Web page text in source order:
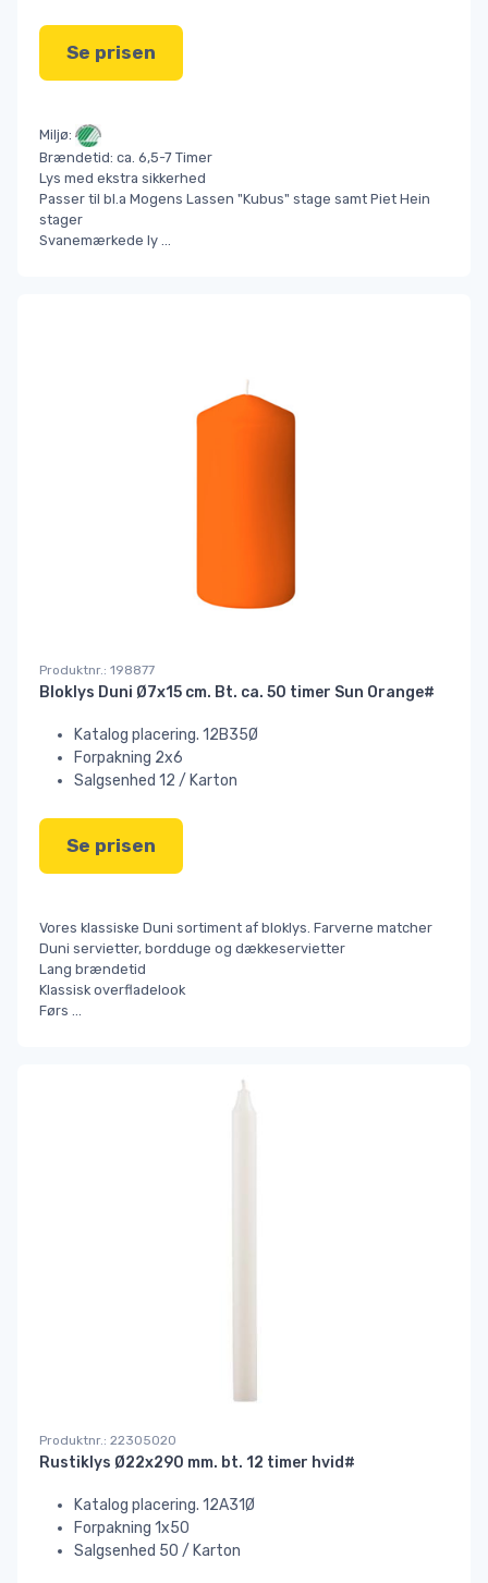
Se prisen
Miljø:
Brændetid: ca. 6,5-7 Timer
Lys med ekstra sikkerhed
Passer til bl.a Mogens Lassen "Kubus" stage samt Piet Hein
stager
Svanemærkede ly ...
Produktnr.: 198877
Bloklys Duni Ø7x15 cm. Bt. ca. 50 timer Sun Orange#
Katalog placering. 12B35Ø
Forpakning 2x6
Salgsenhed 12 / Karton
Se prisen
Vores klassiske Duni sortiment af bloklys. Farverne matcher
Duni servietter, bordduge og dækkeservietter
Lang brændetid
Klassisk overfladelook
Førs ...
Produktnr.: 22305020
Rustiklys Ø22x290 mm. bt. 12 timer hvid#
Katalog placering. 12A31Ø
Forpakning 1x50
Salgsenhed 50 / Karton